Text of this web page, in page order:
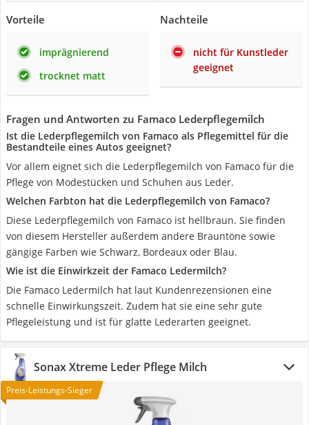
Vorteile
imprägnierend
trocknet matt
Nachteile
nicht für Kunstleder
geeignet
Fragen und Antworten zu Famaco Lederpflegemilch
Ist die Lederpflegemilch von Famaco als Pflegemittel für die
Bestandteile eines Autos geeignet?
Vor allem eignet sich die Lederpflegemilch von Famaco für die
Pflege von Modestücken und Schuhen aus Leder.
Welchen Farbton hat die Lederpflegemilch von Famaco?
Diese Lederpflegemilch von Famaco ist hellbraun. Sie finden
von diesem Hersteller außerdem andere Brauntöne sowie
gängige Farben wie Schwarz, Bordeaux oder Blau.
Wie ist die Einwirkzeit der Famaco Ledermilch?
Die Famaco Ledermilch hat laut Kundenrezensionen eine
schnelle Einwirkungszeit. Zudem hat sie eine sehr gute
Pflegeleistung und ist für glatte Lederarten geeignet.
Sonax Xtreme Leder Pflege Milch
Preis-Leistungs-Sieger